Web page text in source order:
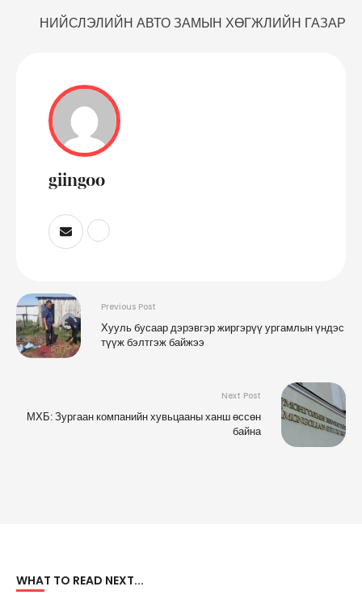
НИЙСЛЭЛИЙН АВТО ЗАМЫН ХӨГЖЛИЙН ГАЗАР
giingoo
Previous Post
Хууль бусаар дэрэвгэр жиргэрүү ургамлын үндэс
түүж бэлтгэж байжээ
Next Post
МХБ: Зургаан компанийн хувьцааны ханш өссөн
байна
WHAT TO READ NEXT...